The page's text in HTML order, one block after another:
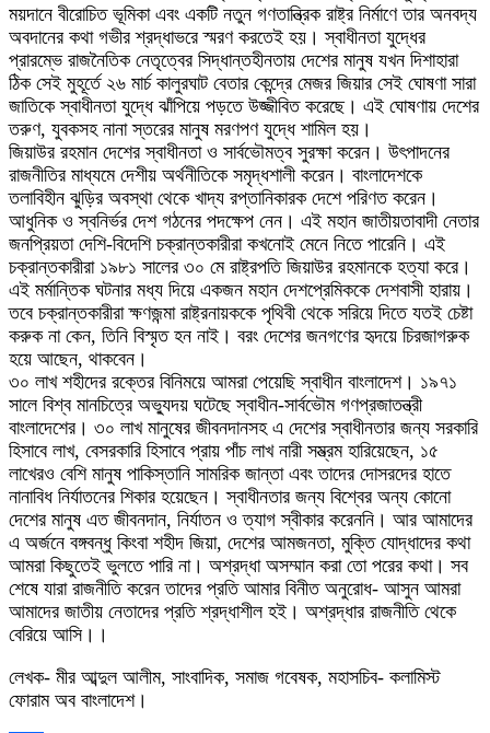
ময়দানে বীরোচিত ভূমিকা এবং একটি নতুন গণতান্ত্রিক রাষ্ট্র নির্মাণে তার অনবদ্য
অবদানের কথা গভীর শ্রদ্ধাভরে স্মরণ করতেই হয়। স্বাধীনতা যুদ্ধের
প্রারম্ভে রাজনৈতিক নেতৃত্বের সিদ্ধান্তহীনতায় দেশের মানুষ যখন দিশাহারা
ঠিক সেই মুহূর্তে ২৬ মার্চ কালুরঘাট বেতার কেন্দ্রে মেজর জিয়ার সেই ঘোষণা সারা
জাতিকে স্বাধীনতা যুদ্ধে ঝাঁপিয়ে পড়তে উজ্জীবিত করেছে। এই ঘোষণায় দেশের
তরুণ, যুবকসহ নানা স্তরের মানুষ মরণপণ যুদ্ধে শামিল হয়।
জিয়াউর রহমান দেশের স্বাধীনতা ও সার্বভৌমত্ব সুরক্ষা করেন। উৎপাদনের
রাজনীতির মাধ্যমে দেশীয় অর্থনীতিকে সমৃদ্ধশালী করেন। বাংলাদেশকে
তলাবিহীন ঝুড়ির অবস্থা থেকে খাদ্য রপ্তানিকারক দেশে পরিণত করেন।
আধুনিক ও স্বনির্ভর দেশ গঠনের পদক্ষেপ নেন। এই মহান জাতীয়তাবাদী নেতার
জনপ্রিয়তা দেশি-বিদেশি চক্রান্তকারীরা কখনোই মেনে নিতে পারেনি। এই
চক্রান্তকারীরা ১৯৮১ সালের ৩০ মে রাষ্ট্রপতি জিয়াউর রহমানকে হত্যা করে।
এই মর্মান্তিক ঘটনার মধ্য দিয়ে একজন মহান দেশপ্রেমিককে দেশবাসী হারায়।
তবে চক্রান্তকারীরা ক্ষণজন্মা রাষ্ট্রনায়ককে পৃথিবী থেকে সরিয়ে দিতে যতই চেষ্টা
করুক না কেন, তিনি বিস্মৃত হন নাই। বরং দেশের জনগণের হৃদয়ে চিরজাগরুক
হয়ে আছেন, থাকবেন।
৩০ লাখ শহীদের রক্তের বিনিময়ে আমরা পেয়েছি স্বাধীন বাংলাদেশ। ১৯৭১
সালে বিশ্ব মানচিত্রে অভ্যুদয় ঘটেছে স্বাধীন-সার্বভৌম গণপ্রজাতন্ত্রী
বাংলাদেশের। ৩০ লাখ মানুষের জীবনদানসহ এ দেশের স্বাধীনতার জন্য সরকারি
হিসাবে লাখ, বেসরকারি হিসাবে প্রায় পাঁচ লাখ নারী সম্ভ্রম হারিয়েছেন, ১৫
লাখেরও বেশি মানুষ পাকিস্তানি সামরিক জান্তা এবং তাদের দোসরদের হাতে
নানাবিধ নির্যাতনের শিকার হয়েছেন। স্বাধীনতার জন্য বিশ্বের অন্য কোনো
দেশের মানুষ এত জীবনদান, নির্যাতন ও ত্যাগ স্বীকার করেননি। আর আমাদের
এ অর্জনে বঙ্গবন্ধু কিংবা শহীদ জিয়া, দেশের আমজনতা, মুক্তি যোদ্ধাদের কথা
আমরা কিছুতেই ভুলতে পারি না। অশ্রদ্ধা অসম্মান করা তো পরের কথা। সব
শেষে যারা রাজনীতি করেন তাদের প্রতি আমার বিনীত অনুরোধ- আসুন আমরা
আমাদের জাতীয় নেতাদের প্রতি শ্রদ্ধাশীল হই। অশ্রদ্ধার রাজনীতি থেকে
বেরিয়ে আসি।।
লেখক- মীর আব্দুল আলীম, সাংবাদিক, সমাজ গবেষক, মহাসচিব- কলামিস্ট
ফোরাম অব বাংলাদেশ।